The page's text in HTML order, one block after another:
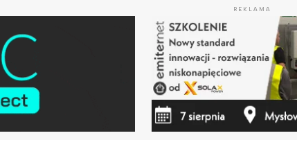
REKLAMA